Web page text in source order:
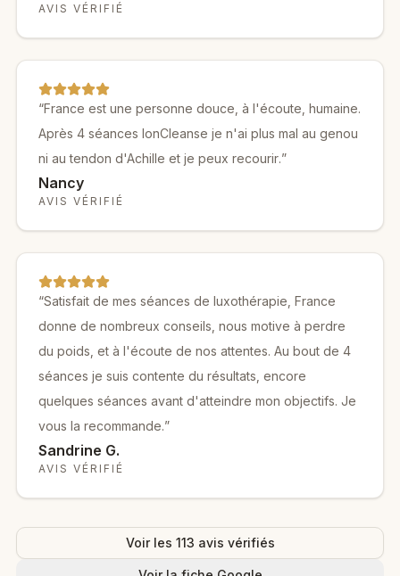
AVIS VÉRIFIÉ
“France est une personne douce, à l'écoute, humaine.
Après 4 séances IonCleanse je n'ai plus mal au genou
ni au tendon d'Achille et je peux recourir.”
Nancy
AVIS VÉRIFIÉ
“Satisfait de mes séances de luxothérapie, France
donne de nombreux conseils, nous motive à perdre
du poids, et à l'écoute de nos attentes. Au bout de 4
séances je suis contente du résultats, encore
quelques séances avant d'atteindre mon objectifs. Je
vous la recommande.”
Sandrine G.
AVIS VÉRIFIÉ
Voir les 113 avis vérifiés